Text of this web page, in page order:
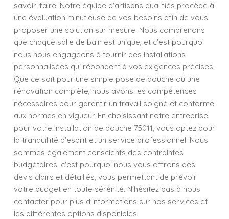
savoir-faire. Notre équipe d'artisans qualifiés procède à
une évaluation minutieuse de vos besoins afin de vous
proposer une solution sur mesure. Nous comprenons
que chaque salle de bain est unique, et c'est pourquoi
nous nous engageons à fournir des installations
personnalisées qui répondent à vos exigences précises.
Que ce soit pour une simple pose de douche ou une
rénovation complète, nous avons les compétences
nécessaires pour garantir un travail soigné et conforme
aux normes en vigueur. En choisissant notre entreprise
pour votre installation de douche 75011, vous optez pour
la tranquillité d'esprit et un service professionnel. Nous
sommes également conscients des contraintes
budgétaires, c'est pourquoi nous vous offrons des
devis clairs et détaillés, vous permettant de prévoir
votre budget en toute sérénité. N'hésitez pas à nous
contacter pour plus d'informations sur nos services et
les différentes options disponibles.